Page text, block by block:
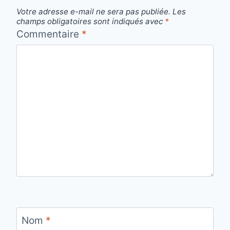
Votre adresse e-mail ne sera pas publiée. Les
champs obligatoires sont indiqués avec *
Commentaire *
Nom *